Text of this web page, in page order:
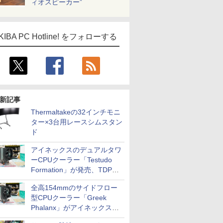
ィオスピーカー”
PC Hotline! をフォローする
記事
Thermaltakeの32インチモニ
ター×3台用レースシムスタン
ド
アイネックスのデュアルタワ
ーCPUクーラー「Testudo
Formation」が発売、TDPは
275W
全高154mmのサイドフロー
型CPUクーラー「Greek
Phalanx」がアイネックスか
ら